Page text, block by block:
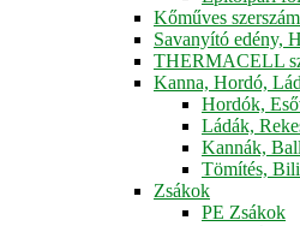
Kőműves
Savanyító edény,
THERMACELL
Kanna, Hordó,
Hordók,
Ládák,
Kannák,
Tömítés,
Zsákok
PE Zsákok